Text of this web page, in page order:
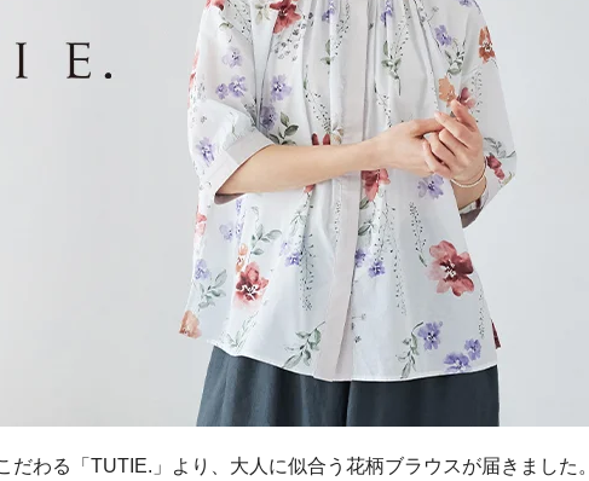
わる「TUTIE.」より、大人に似合う花柄ブラウスが届きました。